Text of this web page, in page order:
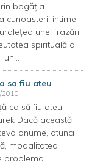
bogăţia
cunoaşterii intime
unei frazări
spirituală a
sa fiu ateu
2010
să fiu ateu –
Dacă această
anume, atunci
modalitatea
problema